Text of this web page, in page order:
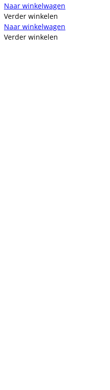
Naar winkelwagen
Verder winkelen
Naar winkelwagen
Verder winkelen